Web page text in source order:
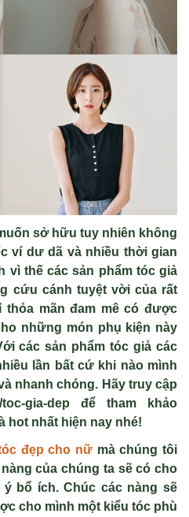
sở hữu tuy nhiên không
ví dư dã và nhiều thời gian
vì thế các sản phẩm tóc giả
cứu cánh tuyệt vời của rất
thỏa mãn đam mê có được
những món phụ kiện này
các sản phẩm tóc giả các
lần bất cứ khi nào mình
nhanh chóng. Hãy truy cập
toc-gia-dep để tham khảo
hot nhất hiện nay nhé!
đẹp cho nữ mà chúng tôi
của chúng ta sẽ có cho
bổ ích. Chúc các nàng sẽ
cho mình một kiểu tóc phù